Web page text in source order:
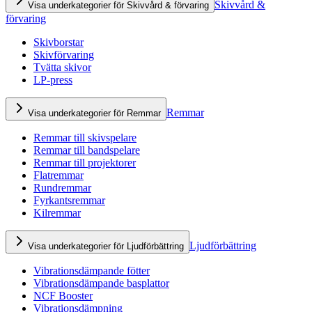
Visa underkategorier för Skivvård & förvaring Skivvård &
förvaring
Skivborstar
Skivförvaring
Tvätta skivor
LP-press
Visa underkategorier för Remmar Remmar
Remmar till skivspelare
Remmar till bandspelare
Remmar till projektorer
Flatremmar
Rundremmar
Fyrkantsremmar
Kilremmar
Visa underkategorier för Ljudförbättring Ljudförbättring
Vibrationsdämpande fötter
Vibrationsdämpande basplattor
NCF Booster
Vibrationsdämpning